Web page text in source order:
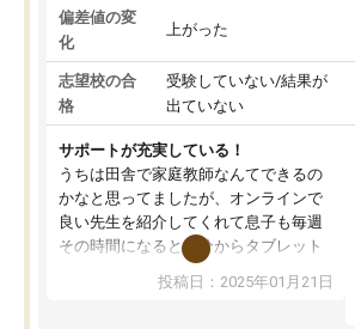
偏差値の変
化
上がった
志望校の合
格
受験していない/結果が
出ていない
サポートが充実している！
うちは田舎で家庭教師なんてできるの
かなと思ってましたが、オンラインで
良い先生を紹介してくれて息子も毎週
その時間になると自分からタブレット
を開いてzoomを繋げるようになりまし
た！5科目なんでもOKなのもとても気
投稿日：2025年01月21日